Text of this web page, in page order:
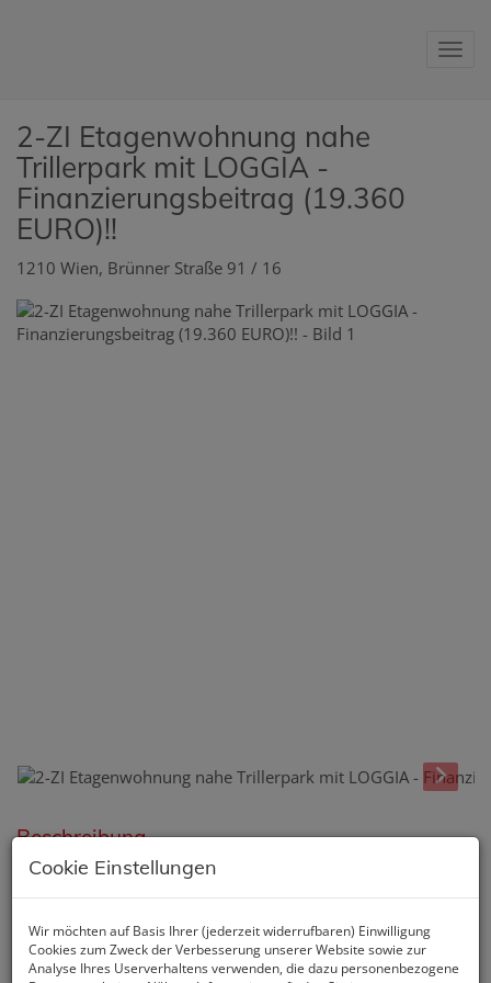
2-ZI Etagenwohnung nahe
Trillerpark mit LOGGIA -
Finanzierungsbeitrag (19.360
EURO)!!
1210 Wien, Brünner Straße 91 / 16
Beschreibung
🏡 GEMÜTLICHE 2-ZIMMER-
ETAGENWOHNUNG MIT
Cookie Einstellungen
Wir möchten auf Basis Ihrer (jederzeit widerrufbaren) Einwilligung
Cookies zum Zweck der Verbesserung unserer Website sowie zur
Analyse Ihres Userverhaltens verwenden, die dazu personenbezogene